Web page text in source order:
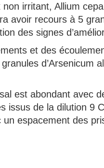
irritant, Allium
avoir recours à 5
des signes
et des
d’Arsenicum
est abondant avec
de la dilution 9
espacement des